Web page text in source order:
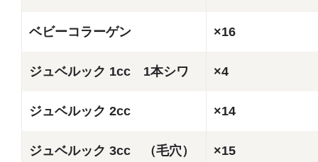
ベビーコラーゲン ×16
ジュベルック 1cc 1本シワ ×4
ジュベルック 2cc ×14
ジュベルック 3cc （毛穴） ×15